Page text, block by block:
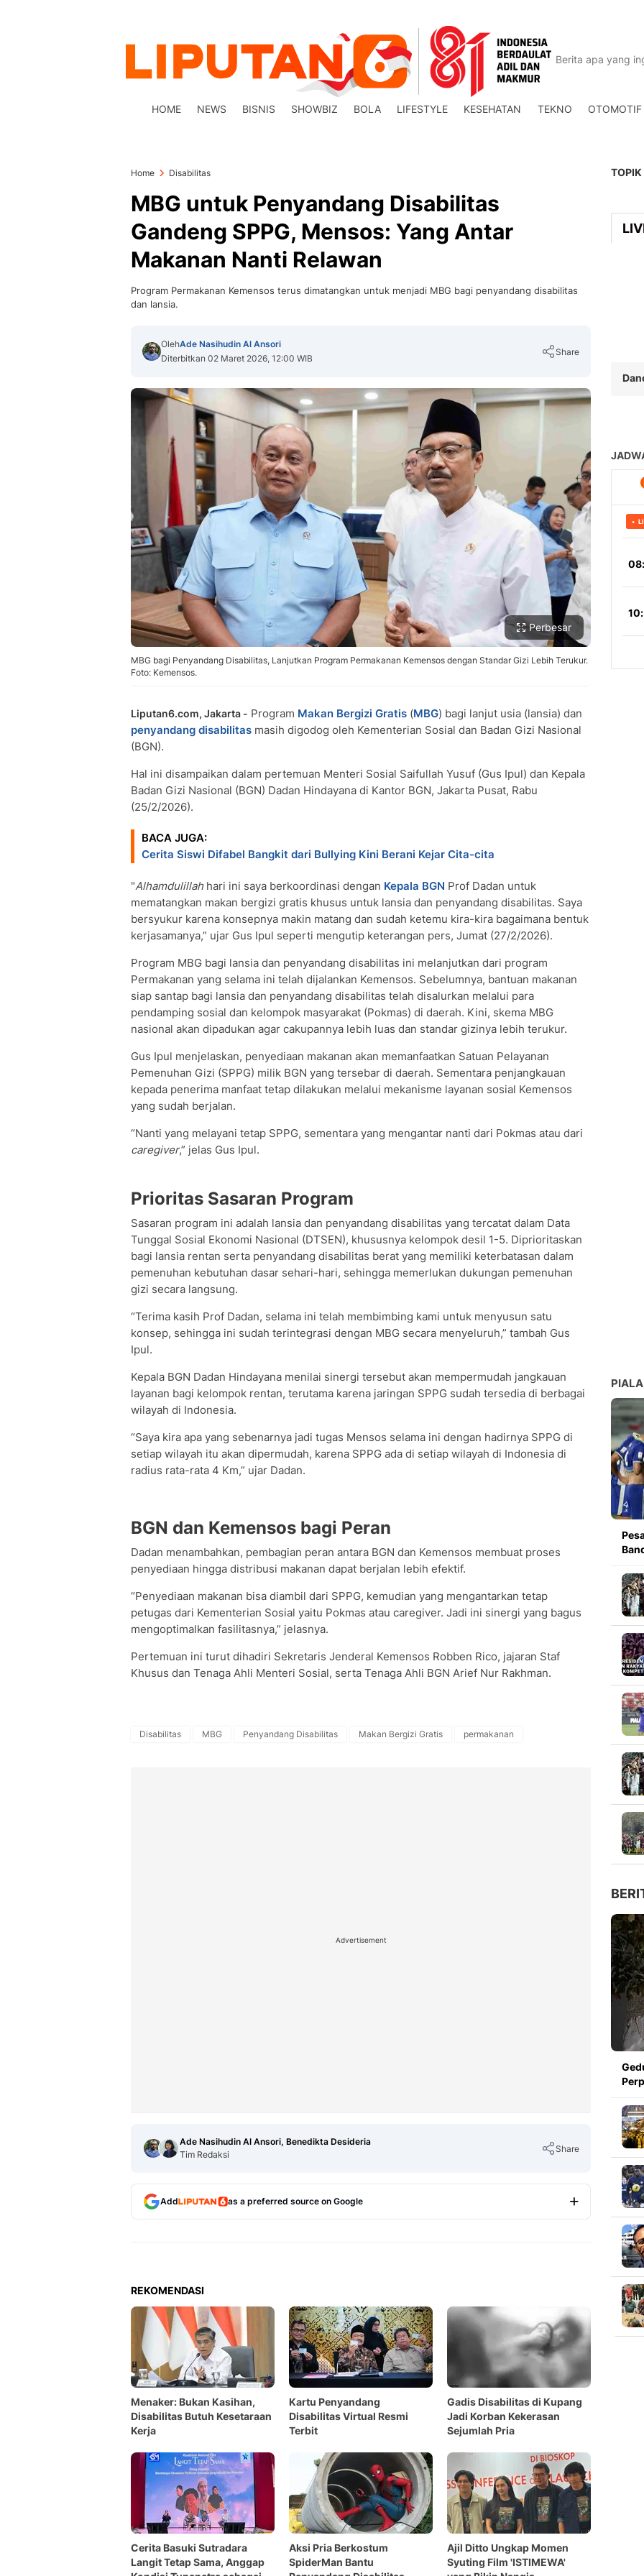
HOME NEWS BISNIS SHOWBIZ BOLA LIFESTYLE KESEHATAN TEKNO OTOMOTIF
Home Disabilitas
MBG untuk Penyandang Disabilitas
Gandeng SPPG, Mensos: Yang Antar
Makanan Nanti Relawan
Program Permakanan Kemensos terus dimatangkan untuk menjadi MBG bagi penyandang disabilitas
dan lansia.
OlehAde Nasihudin Al Ansori
Diterbitkan 02 Maret 2026, 12:00 WIB
Share
Perbesar
MBG bagi Penyandang Disabilitas, Lanjutkan Program Permakanan Kemensos dengan Standar Gizi Lebih Terukur.
Foto: Kemensos.
Liputan6.com, Jakarta - Program Makan Bergizi Gratis (MBG) bagi lanjut usia (lansia) dan
penyandang disabilitas masih digodog oleh Kementerian Sosial dan Badan Gizi Nasional
(BGN).
Hal ini disampaikan dalam pertemuan Menteri Sosial Saifullah Yusuf (Gus Ipul) dan Kepala
Badan Gizi Nasional (BGN) Dadan Hindayana di Kantor BGN, Jakarta Pusat, Rabu
(25/2/2026).
BACA JUGA:
Cerita Siswi Difabel Bangkit dari Bullying Kini Berani Kejar Cita-cita
"Alhamdulillahhari ini saya berkoordinasi dengan Kepala BGN Prof Dadan untuk
mematangkan makan bergizi gratis khusus untuk lansia dan penyandang disabilitas. Saya
bersyukur karena konsepnya makin matang dan sudah ketemu kira-kira bagaimana bentuk
kerjasamanya,” ujar Gus Ipul seperti mengutip keterangan pers, Jumat (27/2/2026).
Program MBG bagi lansia dan penyandang disabilitas ini melanjutkan dari program
Permakanan yang selama ini telah dijalankan Kemensos. Sebelumnya, bantuan makanan
siap santap bagi lansia dan penyandang disabilitas telah disalurkan melalui para
pendamping sosial dan kelompok masyarakat (Pokmas) di daerah. Kini, skema MBG
nasional akan dipadukan agar cakupannya lebih luas dan standar gizinya lebih terukur.
Gus Ipul menjelaskan, penyediaan makanan akan memanfaatkan Satuan Pelayanan
Pemenuhan Gizi (SPPG) milik BGN yang tersebar di daerah. Sementara penjangkauan
kepada penerima manfaat tetap dilakukan melalui mekanisme layanan sosial Kemensos
yang sudah berjalan.
“Nanti yang melayani tetap SPPG, sementara yang mengantar nanti dari Pokmas atau dari
caregiver,” jelas Gus Ipul.
Prioritas Sasaran Program
Sasaran program ini adalah lansia dan penyandang disabilitas yang tercatat dalam Data
Tunggal Sosial Ekonomi Nasional (DTSEN), khususnya kelompok desil 1-5. Diprioritaskan
bagi lansia rentan serta penyandang disabilitas berat yang memiliki keterbatasan dalam
pemenuhan kebutuhan dasar sehari-hari, sehingga memerlukan dukungan pemenuhan
gizi secara langsung.
“Terima kasih Prof Dadan, selama ini telah membimbing kami untuk menyusun satu
konsep, sehingga ini sudah terintegrasi dengan MBG secara menyeluruh,” tambah Gus
Ipul.
Kepala BGN Dadan Hindayana menilai sinergi tersebut akan mempermudah jangkauan
layanan bagi kelompok rentan, terutama karena jaringan SPPG sudah tersedia di berbagai
wilayah di Indonesia.
“Saya kira apa yang sebenarnya jadi tugas Mensos selama ini dengan hadirnya SPPG di
setiap wilayah itu akan dipermudah, karena SPPG ada di setiap wilayah di Indonesia di
radius rata-rata 4 Km,” ujar Dadan.
BGN dan Kemensos bagi Peran
Dadan menambahkan, pembagian peran antara BGN dan Kemensos membuat proses
penyediaan hingga distribusi makanan dapat berjalan lebih efektif.
“Penyediaan makanan bisa diambil dari SPPG, kemudian yang mengantarkan tetap
petugas dari Kementerian Sosial yaitu Pokmas atau caregiver. Jadi ini sinergi yang bagus
mengoptimalkan fasilitasnya,” jelasnya.
Pertemuan ini turut dihadiri Sekretaris Jenderal Kemensos Robben Rico, jajaran Staf
Khusus dan Tenaga Ahli Menteri Sosial, serta Tenaga Ahli BGN Arief Nur Rakhman.
Disabilitas MBG Penyandang Disabilitas Makan Bergizi Gratis permakanan
Advertisement
Ade Nasihudin Al Ansori, Benedikta Desideria
Tim Redaksi
Share
Add as a preferred source on Google
REKOMENDASI
Menaker: Bukan Kasihan,
Disabilitas Butuh Kesetaraan
Kerja
Kartu Penyandang
Disabilitas Virtual Resmi
Terbit
Gadis Disabilitas di Kupang
Jadi Korban Kekerasan
Sejumlah Pria
Cerita Basuki Sutradara
Langit Tetap Sama, Anggap
Aksi Pria Berkostum
SpiderMan Bantu
Ajil Ditto Ungkap Momen
Syuting Film 'ISTIMEWA'
TOPIK